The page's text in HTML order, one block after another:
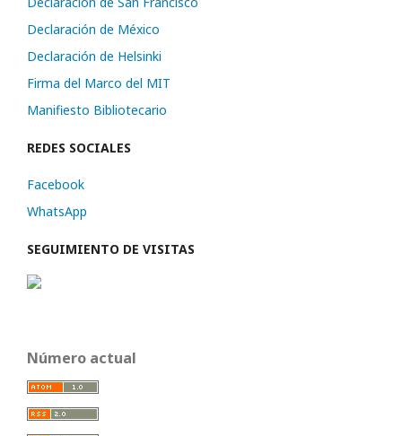
Declaración de México
Declaración de Helsinki
Firma del Marco del MIT
Manifiesto Bibliotecario
REDES SOCIALES
Facebook
WhatsApp
SEGUIMIENTO DE VISITAS
Número actual